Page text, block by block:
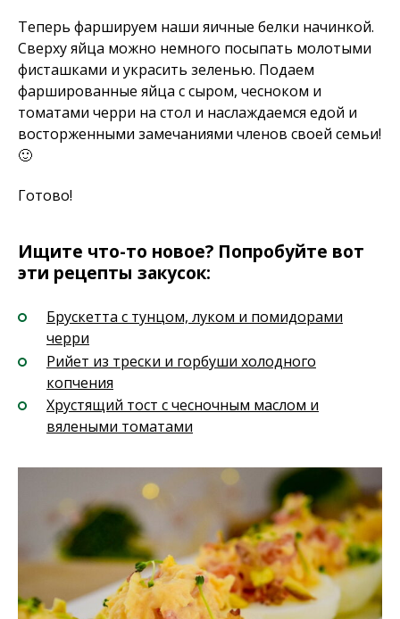
Теперь фаршируем наши яичные белки начинкой.
Сверху яйца можно немного посыпать молотыми
фисташками и украсить зеленью. Подаем
фаршированные яйца с сыром, чесноком и
томатами черри на стол и наслаждаемся едой и
восторженными замечаниями членов своей семьи!
🙂
Готово!
Ищите что-то новое? Попробуйте вот
эти рецепты закусок:
Брускетта с тунцом, луком и помидорами
черри
Рийет из трески и горбуши холодного
копчения
Хрустящий тост с чесночным маслом и
вялеными томатами